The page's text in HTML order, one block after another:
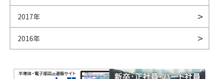
2017年
2016年